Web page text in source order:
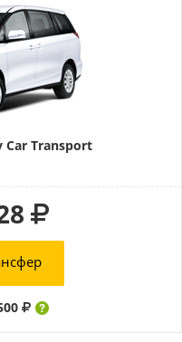
Car Transport